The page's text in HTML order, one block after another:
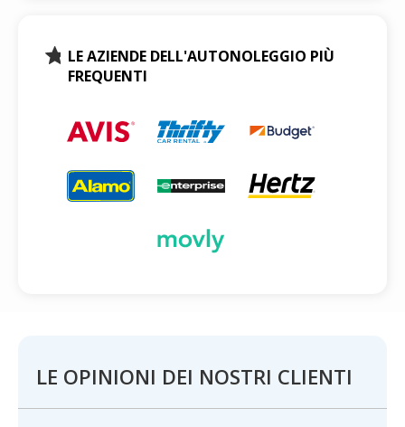
LE AZIENDE DELL'AUTONOLEGGIO PIÙ
FREQUENTI
LE OPINIONI DEI NOSTRI CLIENTI